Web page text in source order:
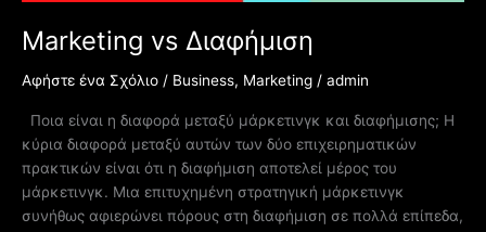
Marketing vs Διαφήμιση
Αφήστε ένα Σχόλιο / Business, Marketing / admin
Ποια είναι η διαφορά μεταξύ μάρκετινγκ και διαφήμισης; Η
κύρια διαφορά μεταξύ αυτών των δύο επιχειρηματικών
πρακτικών είναι ότι η διαφήμιση αποτελεί μέρος του
μάρκετινγκ. Μια επιτυχημένη στρατηγική μάρκετινγκ
συνήθως αφιερώνει πόρους στη διαφήμιση σε πολλά επίπεδα,